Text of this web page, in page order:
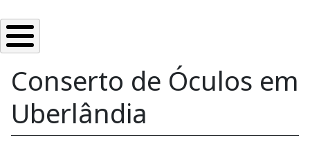
Conserto de Óculos em
Uberlândia